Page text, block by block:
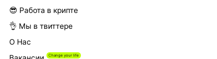
😎 Работа в крипте
👌 Мы в твиттере
О Нас